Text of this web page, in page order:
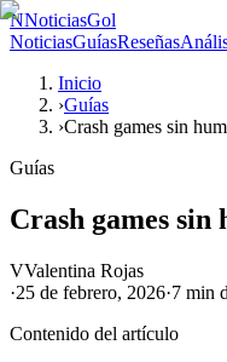
NNoticiasGol
NoticiasGuíasReseñas
Inicio
›Guías
›Crash games sin
Guías
Crash games
VValentina Rojas
·25 de febrero, 2026·7 min
Contenido del artículo